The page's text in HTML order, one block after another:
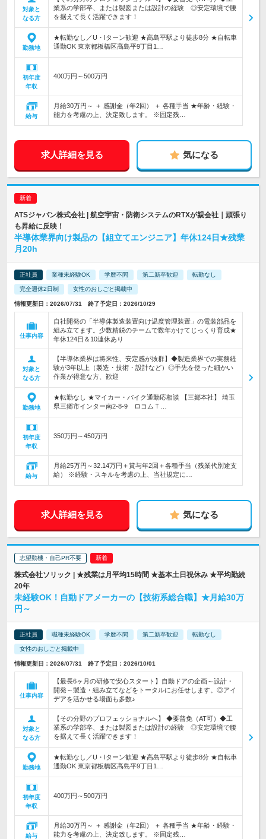
対象と
なる方
業系の学部卒、または製図または設計の経験 ◎安定環境で腰
を据えて長く活躍できます！
勤務地
★転勤なし／U・Iターン歓迎 ★高島平駅より徒歩8分 ★自転車
通勤OK 東京都板橋区高島平9丁目1…
初年度
年収
400万円～500万円
給与
月給30万円～ ＋ 感謝金（年2回） ＋ 各種手当 ★年齢・経験・
能力を考慮の上、決定致します。 ※固定残…
求人詳細を見る 気になる
ATSジャパン株式会社 | 航空宇宙・防衛システムのRTXが親会社｜頑張り
も昇給に反映！
半導体業界向け製品の【組立てエンジニア】年休124日★残業
月20h
正社員 業種未経験OK 学歴不問 第二新卒歓迎 転勤なし
完全週休2日制 女性のおしごと掲載中
情報更新日：2026/07/31 終了予定日：2026/10/29
仕事内容
自社開発の「半導体製造装置向け温度管理装置」の電装部品を
組み立てます。少数精鋭のチームで数年かけてじっくり育成★
年休124日＆10連休あり
対象と
なる方
【半導体業界は将来性、安定感が抜群】◆製造業界での実務経
験が3年以上（製造・技術・設計など）◎手先を使った細かい
作業が得意な方、歓迎
勤務地
★転勤なし ★マイカー・バイク通勤応相談 【三郷本社】 埼玉
県三郷市インター南2-8-9 ロコムＴ…
初年度
年収
350万円～450万円
給与
月給25万円～32.14万円＋賞与年2回＋各種手当（残業代別途支
給） ※経験・スキルを考慮の上、当社規定に…
求人詳細を見る 気になる
志望動機・自己PR不要
株式会社ソリック | ★残業は月平均15時間 ★基本土日祝休み ★平均勤続
20年
未経験OK！自動ドアメーカーの【技術系総合職】★月給30万
円～
正社員 職種未経験OK 学歴不問 第二新卒歓迎 転勤なし
女性のおしごと掲載中
情報更新日：2026/07/31 終了予定日：2026/10/01
仕事内容
【最長6ヶ月の研修で安心スタート】自動ドアの企画～設計・
開発～製造・組み立てなどをトータルにお任せします。◎アイ
デアを活かせる場面も多数♪
対象と
なる方
【その分野のプロフェッショナルへ】 ◆要普免（AT可）◆工
業系の学部卒、または製図または設計の経験 ◎安定環境で腰
を据えて長く活躍できます！
勤務地
★転勤なし／U・Iターン歓迎 ★高島平駅より徒歩8分 ★自転車
通勤OK 東京都板橋区高島平9丁目1…
初年度
年収
400万円～500万円
給与
月給30万円～ ＋ 感謝金（年2回） ＋ 各種手当 ★年齢・経験・
能力を考慮の上、決定致します。 ※固定残…